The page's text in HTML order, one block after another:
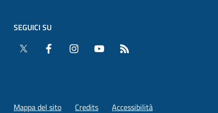
SEGUICI SU
Twitter
Facebook Instagram YouTube
Mappa del sito Credits Accessibilità